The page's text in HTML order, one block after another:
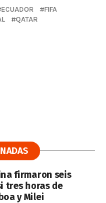
ECUADOR
FIFA
QATAR
firmaron seis
tres horas de
y Milei